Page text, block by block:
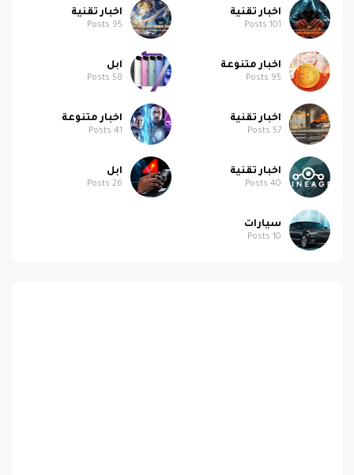
اخبار تقنية
101
اخبار تقنية
95
اخبار متنوعة
95
ابل
58
اخبار تقنية
57
اخبار متنوعة
41
اخبار تقنية
40
ابل
26
سيارات
10